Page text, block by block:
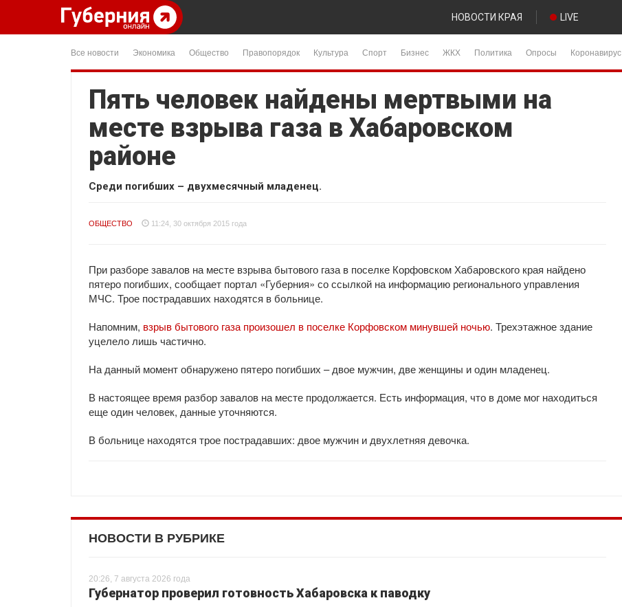
НОВОСТИ КРАЯ LIVE
Все новости Экономика Общество Правопорядок Культура Спорт Бизнес ЖКХ Политика Опросы Коронавирус
Пять человек найдены мертвыми на
месте взрыва газа в Хабаровском
районе
Среди погибших – двухмесячный младенец.
ОБЩЕСТВО 11:24, 30 октября 2015 года
При разборе завалов на месте взрыва бытового газа в поселке Корфовском Хабаровского края найдено
пятеро погибших, сообщает портал «Губерния» со ссылкой на информацию регионального управления
МЧС. Трое пострадавших находятся в больнице.
Напомним, взрыв бытового газа произошел в поселке Корфовском минувшей ночью. Трехэтажное здание
уцелело лишь частично.
На данный момент обнаружено пятеро погибших – двое мужчин, две женщины и один младенец.
В настоящее время разбор завалов на месте продолжается. Есть информация, что в доме мог находиться
еще один человек, данные уточняются.
В больнице находятся трое пострадавших: двое мужчин и двухлетняя девочка.
НОВОСТИ В РУБРИКЕ
20:26, 7 августа 2026 года
Губернатор проверил готовность Хабаровска к паводку